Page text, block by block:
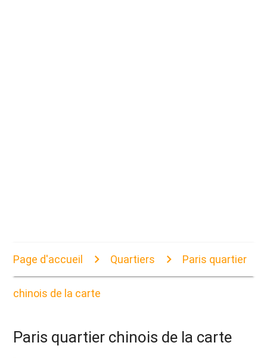
Page d'accueil Quartiers Paris quartier
chinois de la carte
Paris quartier chinois de la carte